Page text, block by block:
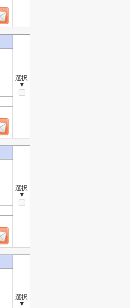
選択
▼
選択
▼
選択
▼